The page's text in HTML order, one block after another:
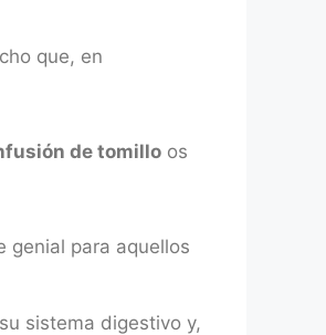
que, en
de tomillo os
genial para aquellos
sistema digestivo y,